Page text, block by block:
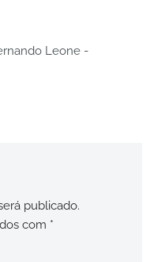
Leone -
publicado.
com *